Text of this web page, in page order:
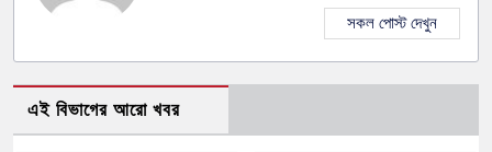
সকল পোস্ট দেখুন
এই বিভাগের আরো খবর